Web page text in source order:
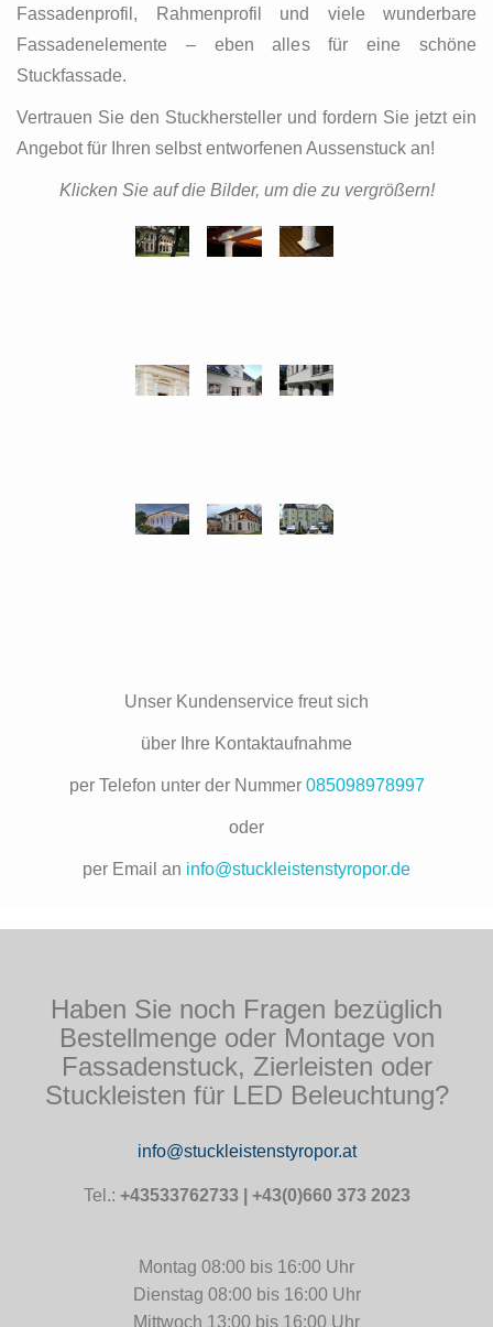
Fassadenprofil, Rahmenprofil und viele wunderbare
Fassadenelemente – eben alles für eine schöne
Stuckfassade.
Vertrauen Sie den Stuckhersteller und fordern Sie jetzt ein
Angebot für Ihren selbst entworfenen Aussenstuck an!
Klicken Sie auf die Bilder, um die zu vergrößern!
Unser Kundenservice freut sich
über Ihre Kontaktaufnahme
per Telefon unter der Nummer 085098978997
oder
per Email an info@stuckleistenstyropor.de
Haben Sie noch Fragen bezüglich
Bestellmenge oder Montage von
Fassadenstuck, Zierleisten oder
Stuckleisten für LED Beleuchtung?
info@stuckleistenstyropor.at
Tel.: +43533762733 | +43(0)660 373 2023
Montag 08:00 bis 16:00 Uhr
Dienstag 08:00 bis 16:00 Uhr
Mittwoch 13:00 bis 16:00 Uhr